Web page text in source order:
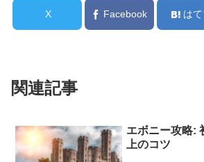
X Facebook は
関連記事
エボニー攻略:
上のコツ